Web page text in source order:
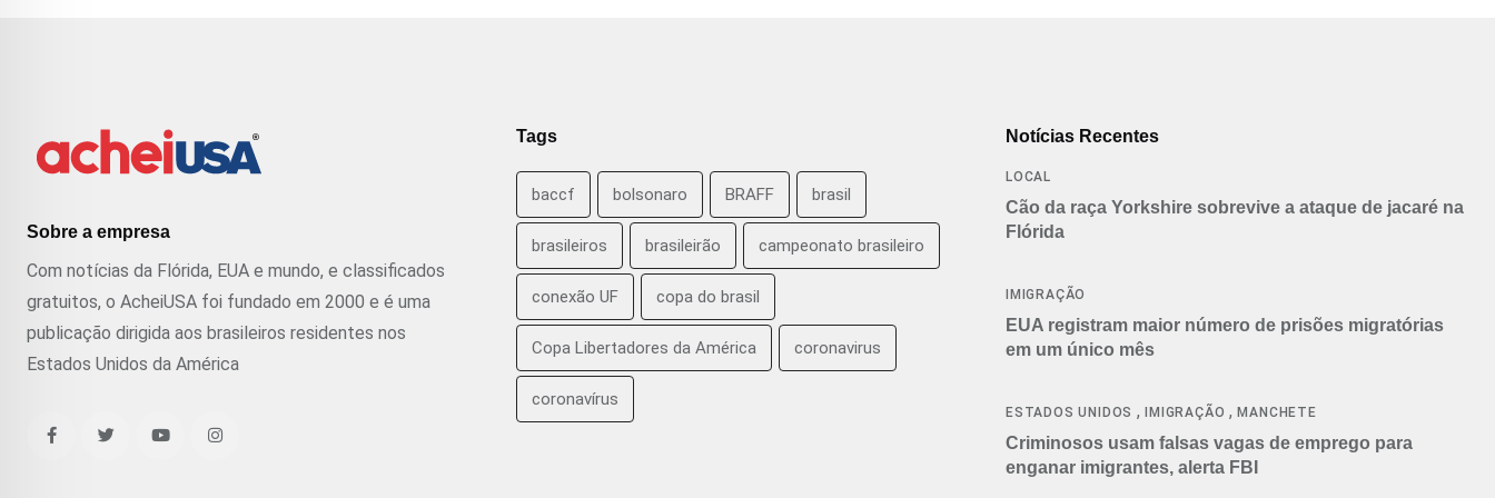
Sobre a empresa
Com notícias da Flórida, EUA e mundo, e classificados
gratuitos, o AcheiUSA foi fundado em 2000 e é uma
publicação dirigida aos brasileiros residentes nos
Estados Unidos da América
Tags
baccf bolsonaro BRAFF brasil
brasileiros brasileirão campeonato brasileiro
conexão UF copa do brasil
Copa Libertadores da América coronavirus
coronavírus
Notícias Recentes
LOCAL
Cão da raça Yorkshire sobrevive a ataque de jacaré na
Flórida
IMIGRAÇÃO
EUA registram maior número de prisões migratórias
em um único mês
ESTADOS UNIDOS , IMIGRAÇÃO ,MANCHETE
Criminosos usam falsas vagas de emprego para
enganar imigrantes, alerta FBI